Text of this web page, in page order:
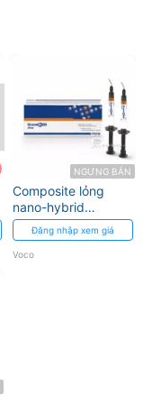
NGƯNG BÁN
Composite lỏng
nano-hybrid
Grandio SO Heavy
Flow Voco
Đăng nhập xem giá
Voco